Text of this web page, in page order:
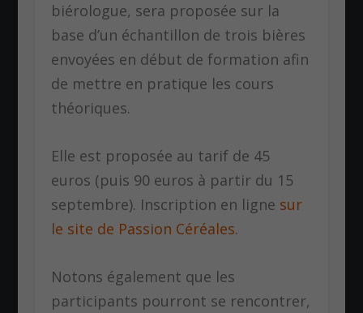
biérologue, sera proposée sur la
base d’un échantillon de trois bières
envoyées en début de formation afin
de mettre en pratique les cours
théoriques.
Elle est proposée au tarif de 45
euros (puis 90 euros à partir du 15
septembre). Inscription en ligne sur
le site de Passion Céréales.
Notons également que les
participants pourront se rencontrer,